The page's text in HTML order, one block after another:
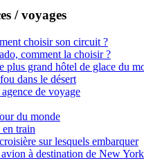
/ voyages
choisir son circuit ?
comment la choisir ?
plus grand hôtel de glace du
dans le désert
de voyage
du monde
train
sur lesquels embarquer
à destination de New York